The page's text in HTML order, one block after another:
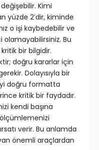
Kimi
yüzde 2′dir, kiminde
o işi kaybedebilir ve
Bu
bir bilgidir.
doğru kararlar için
Dolayısıyla bir
doğru formatta
kritik bir faydadır.
kendi başına
verir. Bu anlamda
önemli araçlardan